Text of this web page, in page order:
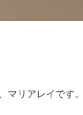
マリアレイです。